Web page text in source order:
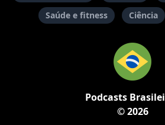
Saúde e fitness
Ciência
Podcasts
© 2026